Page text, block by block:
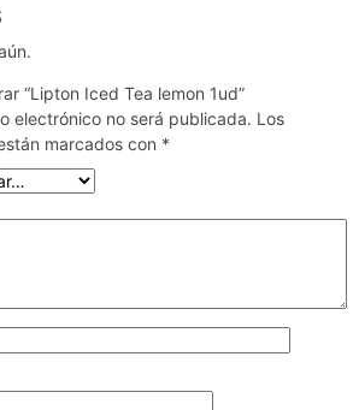
“Lipton Iced Tea lemon 1ud”
electrónico no será publicada. Los
marcados con *